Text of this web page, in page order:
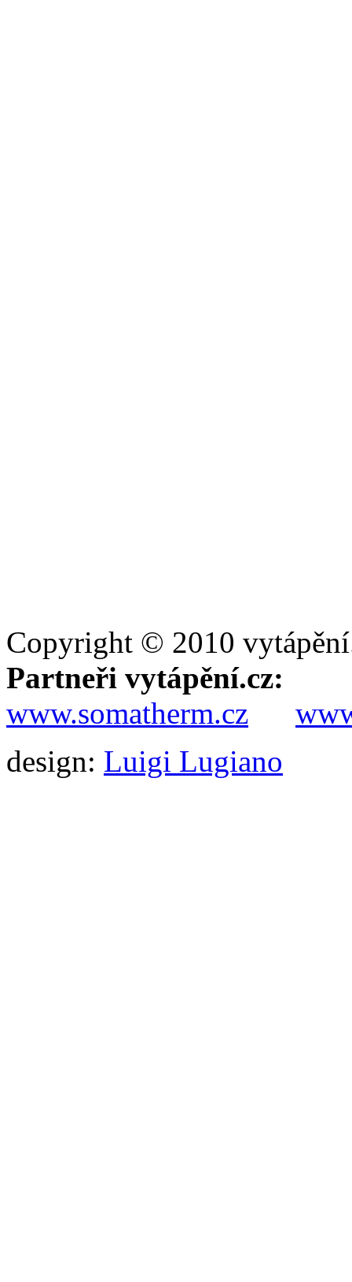
Copyright © 2010
Partneři vytápění.cz:
www.somatherm.cz
design: Luigi Lugiano